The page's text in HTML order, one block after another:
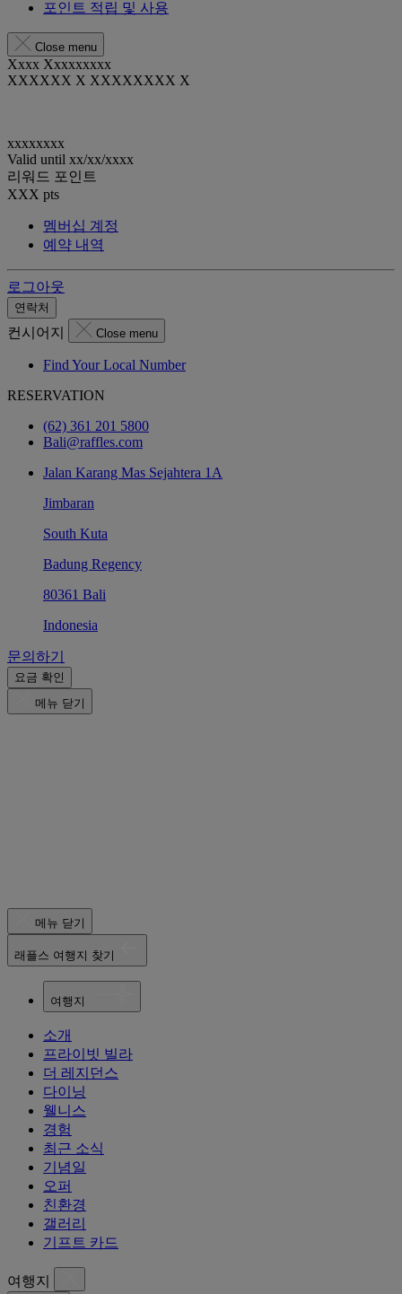
포인트 적립 및 사용
Close menu
Xxxx Xxxxxxxxx
XXXXXX X XXXXXXXX X
xxxxxxxx
Valid until xx/xx/xxxx
리워드 포인트
XXX pts
멤버십 계정
예약 내역
로그아웃
연락처
컨시어지 Close menu
Find Your Local Number
RESERVATION
(62) 361 201 5800
Bali@raffles.com
Jalan Karang Mas Sejahtera 1A
Jimbaran
South Kuta
Badung Regency
80361 Bali
Indonesia
문의하기
요금 확인
메뉴 닫기
메뉴 닫기
래플스 여행지 찾기
여행지
소개
프라이빗 빌라
더 레지던스
다이닝
웰니스
경험
최근 소식
기념일
오퍼
친환경
갤러리
기프트 카드
여행지